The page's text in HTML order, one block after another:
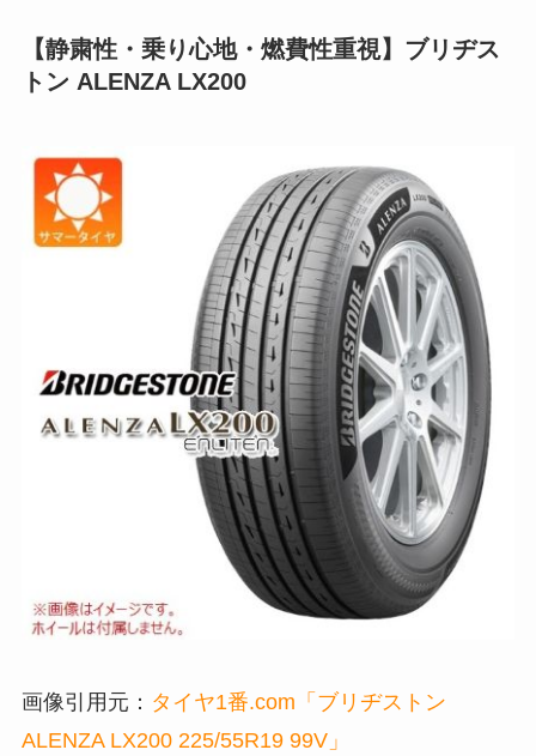
【静粛性・乗り心地・燃費性重視】ブリヂス
トン ALENZA LX200
画像引用元： タイヤ1番.com「ブリヂストン
ALENZA LX200 225/55R19 99V」